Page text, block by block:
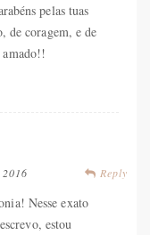
pelas tuas
de coragem, e de
Reply
Nesse exato
estou